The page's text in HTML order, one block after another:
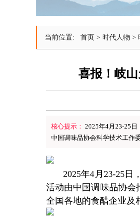
当前位置: 首页 > 时代人物 >
喜报！岐
核心提示： 2025年4月23-25
中国调味品协会科学技术工作
2025年4月23-25
活动由中国调味品协会
全国各地的食醋企业及